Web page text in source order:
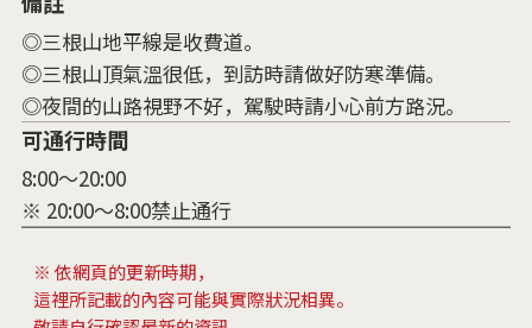
◎三根山地平線是收費道。
◎三根山頂氣溫很低，到訪時請做好防寒準備。
◎夜間的山路視野不好，駕駛時請小心前方路況。
可通行時間
8:00～20:00
※ 20:00～8:00禁止通行
※ 依網頁的更新時期，
這裡所記載的內容可能與實際狀況相異。